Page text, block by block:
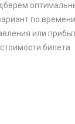
по времени
или
стоимости билета.